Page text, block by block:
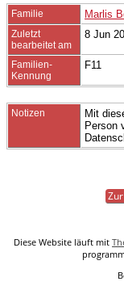
Familie Marlis
Zuletzt
bearbeitet am
8 Jun
Familien-
Kennung
F11
Notizen
Mit
Person
Zur
Diese Website läuft mit